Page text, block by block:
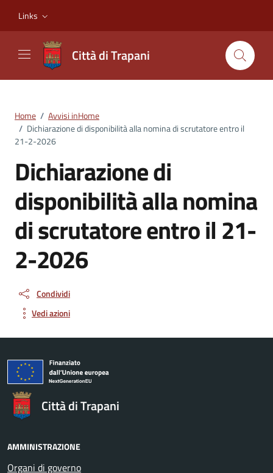
Links
Città di Trapani
Home / Avvisi inHome
/ Dichiarazione di disponibilità alla nomina di scrutatore entro il
21-2-2026
Dichiarazione di
disponibilità alla nomina
di scrutatore entro il 21-
2-2026
Condividi
Vedi azioni
Città di Trapani
AMMINISTRAZIONE
Organi di governo